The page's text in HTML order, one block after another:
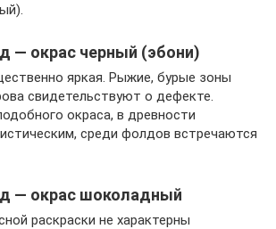
— окрас черный (эбони)
яркая. Рыжие, бурые зоны
свидетельствуют о дефекте.
окраса, в древности
среди фолдов встречаются
— окрас шоколадный
раскраски не характерны